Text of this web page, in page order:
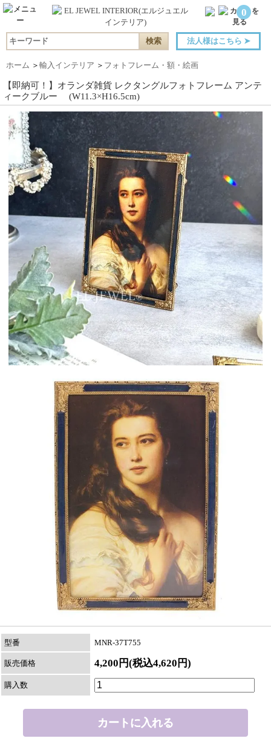
0
法人様はこちら ➤
ホーム ＞ 輸入インテリア ＞ フォトフレーム・額・絵画
【即納可！】オランダ雑貨 レクタングルフォトフレーム アンテ
ィークブルー (W11.3×H16.5cm)
型番 MNR-37T755
販売価格 4,200円(税込4,620円)
購入数